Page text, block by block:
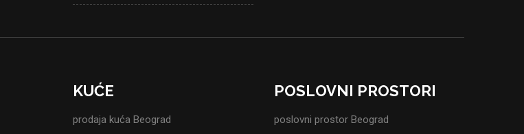
KUĆE
prodaja kuća Beograd
POSLOVNI PROSTORI
poslovni prostor Beograd